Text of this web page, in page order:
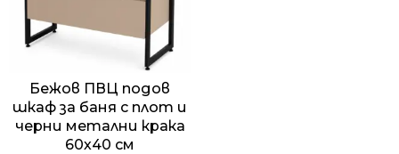
Бежов ПВЦ подов
шкаф за баня с плот и
черни метални крака
60х40 см